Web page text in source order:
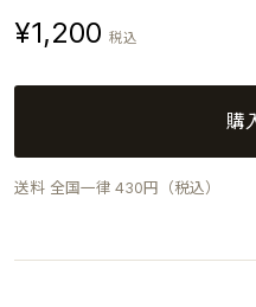
¥1,200 税込
購
送料 全国一律 430円（税込）